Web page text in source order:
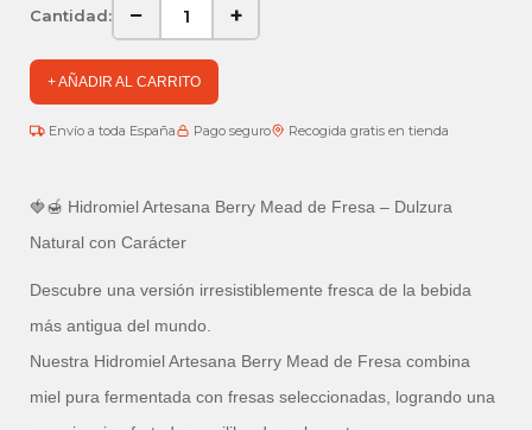
Cantidad: − +
+ AÑADIR AL CARRITO
Envío a toda España Pago seguro Recogida gratis en tienda
🍓🍯 Hidromiel Artesana Berry Mead de Fresa – Dulzura
Natural con Carácter
Descubre una versión irresistiblemente fresca de la bebida
más antigua del mundo.
Nuestra Hidromiel Artesana Berry Mead de Fresa combina
miel pura fermentada con fresas seleccionadas, logrando una